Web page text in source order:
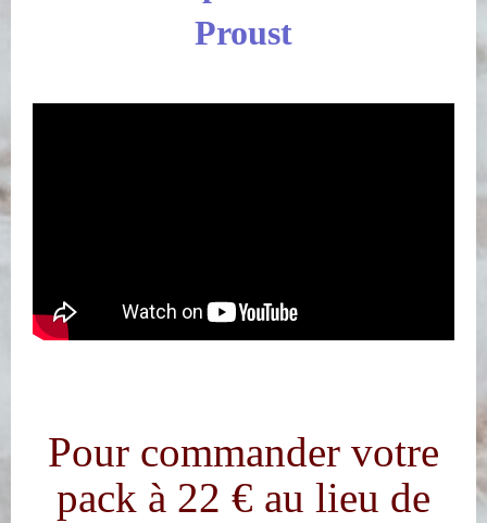
Proust
Pour commander votre
pack à 22 € au lieu de